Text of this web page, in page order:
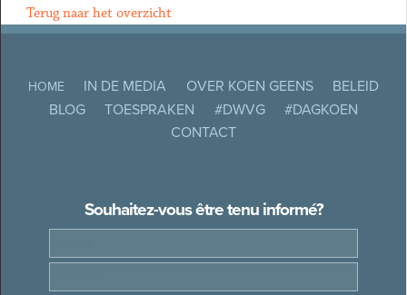
Terug naar het overzicht
HOME IN DE MEDIA OVER KOEN GEENS
BELEID
BLOG
TOESPRAKEN #DWVG
#DAGKOEN
CONTACT
Souhaitez-vous être tenu informé?